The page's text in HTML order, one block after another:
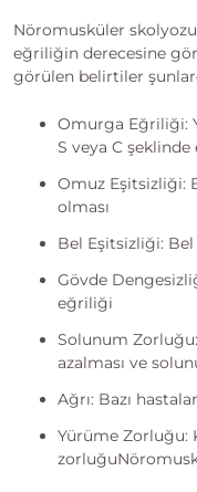
Nöromusküler
eğriliğin derecesine
görülen belirtiler
Omurga Eğriliği:
S veya C
Omuz Eşitsizliği:
olması
Bel Eşitsizliği:
Gövde
eğriliği
Solunum
azalması ve
Ağrı: Bazı
Yürüme Zorluğu: